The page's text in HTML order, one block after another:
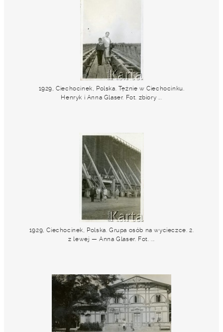
1929, Ciechocinek, Polska. Tężnie w Ciechocinku.
Henryk i Anna Glaser. Fot. zbiory ...
1929, Ciechocinek, Polska. Grupa osób na wycieczce. 2.
z lewej — Anna Glaser. Fot. ...